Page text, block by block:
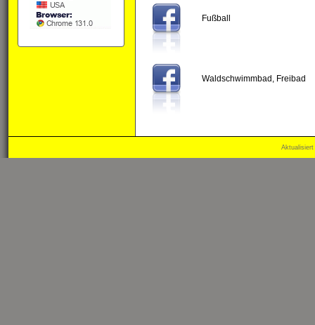
Fußball
Waldschwimmbad, Freibad